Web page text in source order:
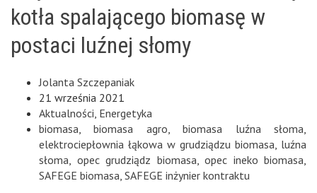
kotła spalającego biomasę w
postaci luźnej słomy
Jolanta Szczepaniak
21 września 2021
Aktualności, Energetyka
biomasa,biomasa agro,biomasa luźna słoma,
elektrociepłownia łąkowa w grudziądzu biomasa, luźna
słoma, opec grudziądz biomasa, opec ineko biomasa,
SAFEGE biomasa, SAFEGE inżynier kontraktu